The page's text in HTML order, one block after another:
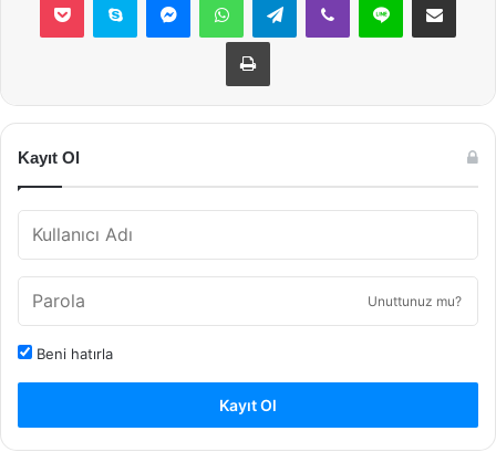
Yazdır
Kayıt Ol
Unuttunuz mu?
Beni hatırla
Kayıt Ol